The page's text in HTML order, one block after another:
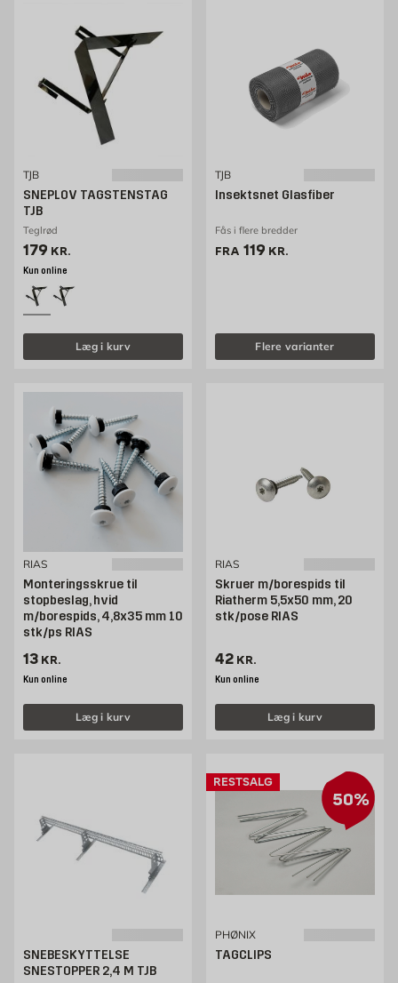
TJB
SNEPLOV TAGSTENSTAG
TJB
Teglrød
Pris 179 kr. /stk
179 KR.
Kun online
Læg i kurv
TJB
Insektsnet Glasfiber
Fås i flere bredder
FRA Pris 119 kr. /stk
119 KR.
Flere varianter
RIAS
Monteringsskrue til
stopbeslag, hvid
m/borespids, 4,8x35 mm 10
stk/ps RIAS
Pris 13 kr. /stk
13 KR.
Kun online
Læg i kurv
RIAS
Skruer m/borespids til
Riatherm 5,5x50 mm, 20
stk/pose RIAS
Pris 42 kr. /stk
42 KR.
Kun online
Læg i kurv
SNEBESKYTTELSE
SNESTOPPER 2,4 M TJB
50%
RESTSALG
PHØNIX
TAGCLIPS